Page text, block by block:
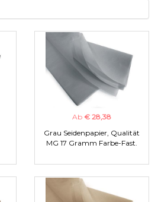
Ab € 28,38
Grau Seidenpapier, Qualität
MG 17 Gramm Farbe-Fast.